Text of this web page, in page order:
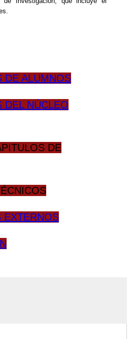
DE ALUMNOS
DEL NÚCLEO
DE
EXTERNOS